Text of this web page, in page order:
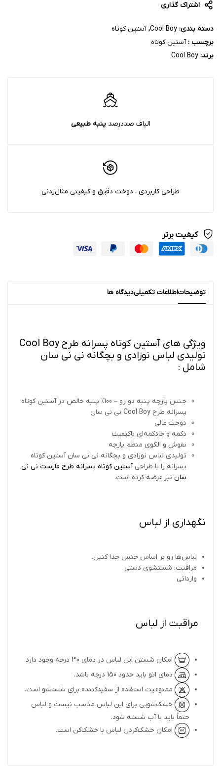
اشتراک گذاری
دسته بندی: Cool Boy
,آستین کوتاه
برچسب :آستین کوتاه
برند: Cool Boy
الیاف صددرصدپنبه‌ طبیعی
طراحی کاربردی ، دوخت دقیق و کیفیتی مثال‌زدنی
کیفیت برتر
توضیحاتاطلاعات تکمیلیدیدگاه ها
ویژگی های آستین کوتاه پسرانه طرح Cool Boy
تولیدی لباس نوزادی و بچگانه نی نی سان
شامل :
جنس پارچه پنبه دو رو – 100% پنبه خالص در آستین کوتاه
پسرانه طرح Cool Boy نی نی سان
دوخت عالی
دکمه و جادکمه‌ای باکیفیت
نقوش و الگوی منظم پارچه
تولیدی لباس نوزادی و بچگانه نی نی سان آستین کوتاه
پسرانه را با طراحیآستین کوتاه پسرانه طرح فارست نی نی
سان نیز عرضه کرده است.
نگهداری از لباس
لباس‌ها رو بر اساس جنس جدا کنین.
مراقبت: شستشوی دستی
وارداتی
مراقبت از لباس
امکان شستن این لباس در دمای 30 درجه وجود دارد.
دمای اتو باید حدود 150 درجه باشد.
ممنوعیت استفاده از سفیدکننده برای شستشو است.
خشک‌شویی برای این لباس مناسب نیست و لباس
حتماً باید با آب شسته شود.
امکان خشک‌کردن لباس با خشک‌کن است.